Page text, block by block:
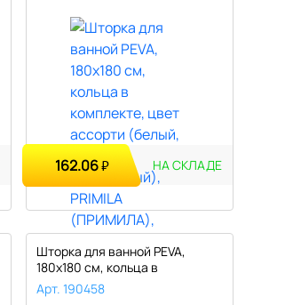
162.06₽ НА СКЛАДЕ
Шторка для ванной PEVA,
180х180 см, кольца в
комплекте,..
Арт. 190458